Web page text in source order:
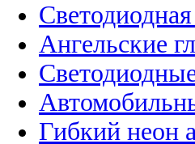
Ангельские
Гибкий неон